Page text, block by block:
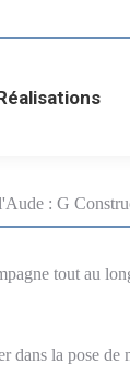
: G
tout au
dans la pose de
de